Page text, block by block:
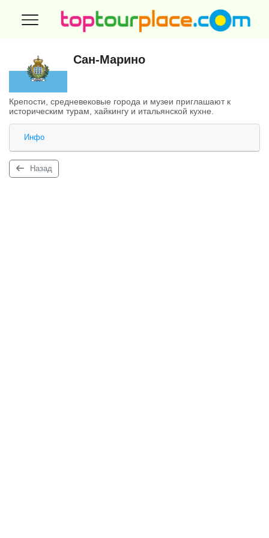
Сан-Марино
Крепости, средневековые города и музеи приглашают к
историческим турам, хайкингу и итальянской кухне.
Инфо
Назад